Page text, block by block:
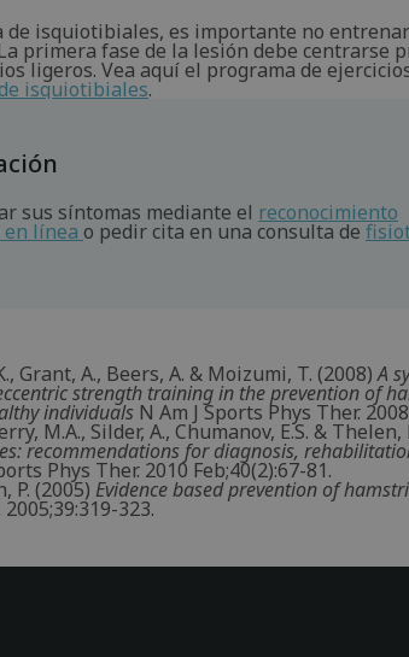
de isquiotibiales, es importante no
primera fase de la lesión debe centrarse
ligeros. Vea aquí el programa de
isquiotibiales.
sus síntomas mediante el reconocimiento
línea o pedir cita en una consulta de
Grant, A., Beers, A. & Moizumi, T. (2008)A
strength training in the prevention of
individuals N Am J Sports Phys Ther.
M.A., Silder, A., Chumanov, E.S. & Thelen,
recommendations for diagnosis,
Phys Ther. 2010 Feb;40(2):67-81.
P. (2005) Evidence based prevention of
323.